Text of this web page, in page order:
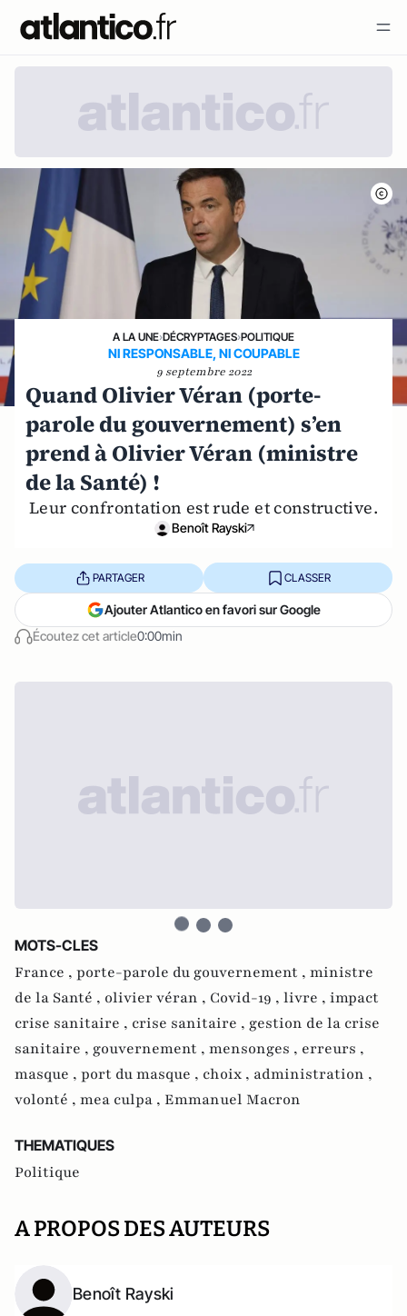
A LA UNE›DÉCRYPTAGES›POLITIQUE
NI RESPONSABLE, NI COUPABLE
9 septembre 2022
Quand Olivier Véran (porte-
parole du gouvernement) s’en
prend à Olivier Véran (ministre
de la Santé) !
Leur confrontation est rude et constructive.
Benoît Rayski
Écoutez cet article0:00min
PARTAGER CLASSER
Ajouter Atlantico en favori sur Google
MOTS-CLES
France , porte-parole du gouvernement , ministre
de la Santé , olivier véran , Covid-19 , livre , impact
crise sanitaire , crise sanitaire , gestion de la crise
sanitaire , gouvernement , mensonges , erreurs ,
masque , port du masque , choix , administration ,
volonté , mea culpa , Emmanuel Macron
THEMATIQUES
Politique
A PROPOS DES AUTEURS
Benoît Rayski